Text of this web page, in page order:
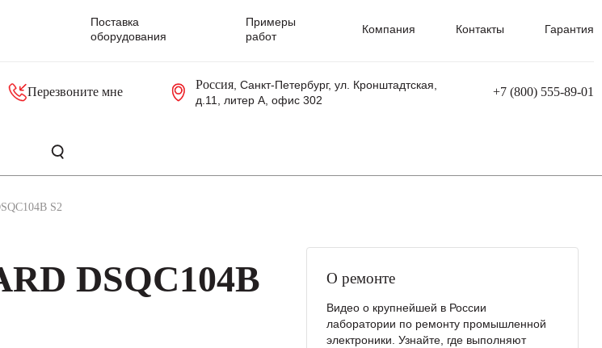
Поставка
оборудования
Примеры
работ
Компания Контакты Гарантия
Перезвоните мне
Россия, Санкт-Петербург, ул. Кронштадтская,
д.11, литер А, офис 302
+7 (800) 555-89-01
S2
DSQC104B
О ремонте
Видео о крупнейшей в России
лаборатории по ремонту промышленной
электроники. Узнайте, где выполняют